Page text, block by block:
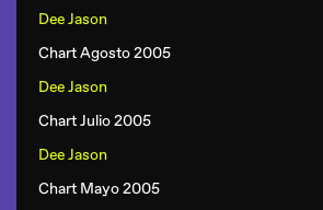
Dee Jason
Chart Agosto 2005
Dee Jason
Chart Julio 2005
Dee Jason
Chart Mayo 2005